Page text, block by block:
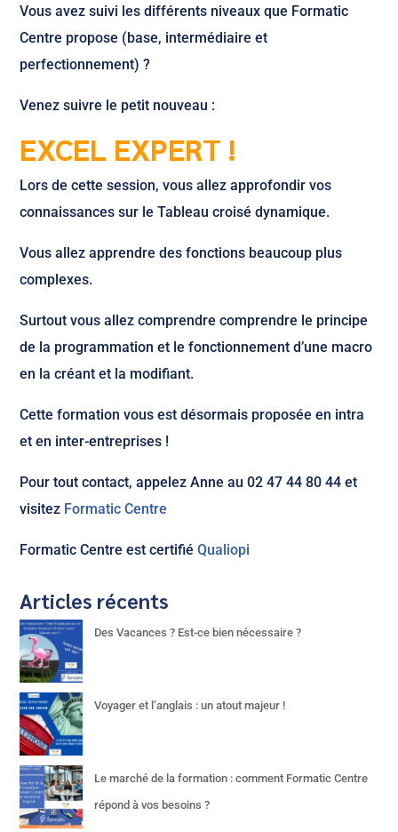
Vous avez suivi les différents niveaux que Formatic
Centre propose (base, intermédiaire et
perfectionnement) ?
Venez suivre le petit nouveau :
EXCEL EXPERT !
Lors de cette session, vous allez approfondir vos
connaissances sur le Tableau croisé dynamique.
Vous allez apprendre des fonctions beaucoup plus
complexes.
Surtout vous allez comprendre comprendre le principe
de la programmation et le fonctionnement d’une macro
en la créant et la modifiant.
Cette formation vous est désormais proposée en intra
et en inter-entreprises !
Pour tout contact, appelez Anne au 02 47 44 80 44 et
visitez Formatic Centre
Formatic Centre est certifiéQualiopi
Articles récents
Des Vacances ? Est-ce bien nécessaire ?
Voyager et l’anglais : un atout majeur !
Le marché de la formation : comment Formatic Centre
répond à vos besoins ?